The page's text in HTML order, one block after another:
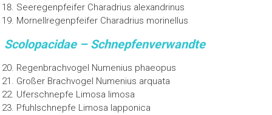
Seeregenpfeifer Charadrius alexandrinus
Mornellregenpfeifer Charadrius morinellus
Scolopacidae – Schnepfenverwandte
Regenbrachvogel Numenius phaeopus
Großer Brachvogel Numenius arquata
Uferschnepfe Limosa limosa
Pfuhlschnepfe Limosa lapponica